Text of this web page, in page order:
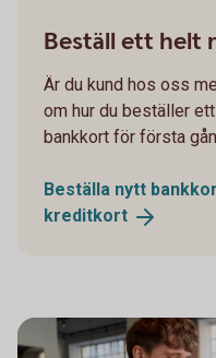
Beställ ett helt
Är du kund hos oss
om hur du beställer
bankkort för första
Beställa nytt
kreditkort